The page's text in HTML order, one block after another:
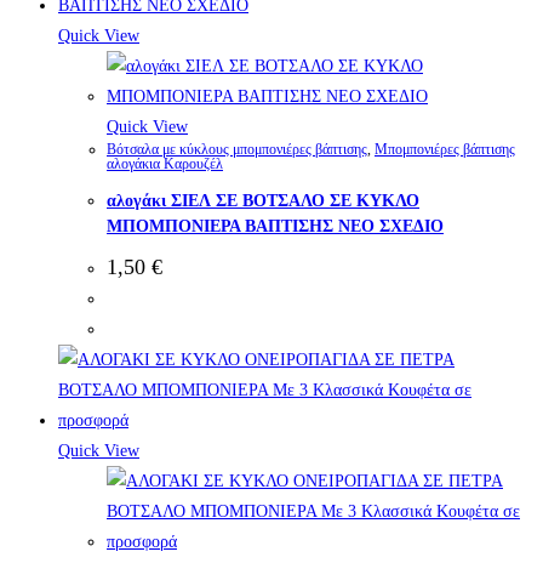
Quick View
Quick View
Βότσαλα με κύκλους μπομπονιέρες βάπτισης, Μπομπονιέρες βάπτισης
αλογάκια Καρουζέλ
αλογάκι ΣΙΕΛ ΣΕ ΒΟΤΣΑΛΟ ΣΕ ΚΥΚΛΟ
ΜΠΟΜΠΟΝΙΕΡΑ ΒΑΠΤΙΣΗΣ ΝΕΟ ΣΧΕΔΙΟ
1,50 €
Quick View